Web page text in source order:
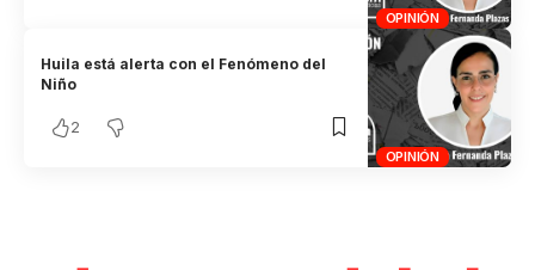
OPINIÓN
OPINIÓN
Huila está alerta con el Fenómeno del
Niño
2